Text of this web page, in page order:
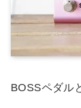
BOSSペダル